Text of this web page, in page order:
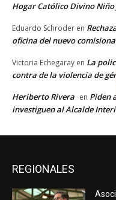
Hogar Católico Divino Niño
Eduardo Schroder en
oficina del nuevo
Victoria Echegaray en La
contra de la violencia de
Heriberto Rivera en Piden
investiguen al Alcalde
REGIONALES